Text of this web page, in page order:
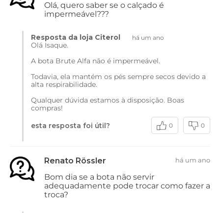
Olá, quero saber se o calçado é
impermeável???
Resposta da loja Citerol há um ano
Olá Isaque.
A bota Brute Alfa não é impermeável.
Todavia, ela mantém os pés sempre secos devido a
alta respirabilidade.
Qualquer dúvida estamos à disposição. Boas
compras!
esta resposta foi útil?
0 0
Renato Rössler há um ano
Bom dia se a bota não servir
adequadamente pode trocar como fazer a
troca?